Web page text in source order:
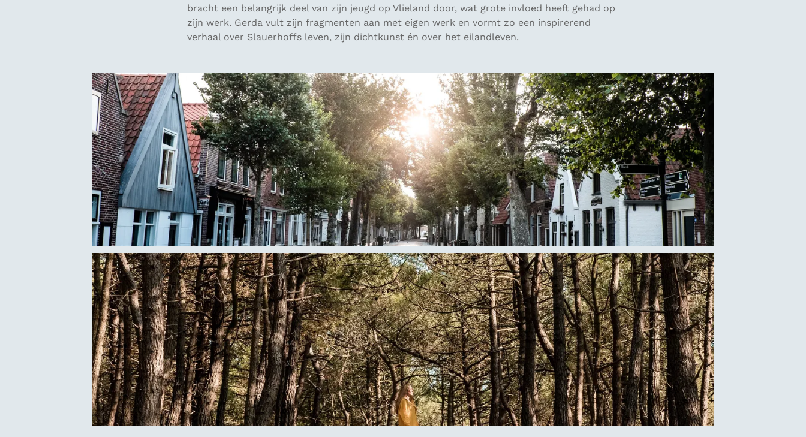
bracht een belangrijk deel van zijn jeugd op Vlieland door, wat grote invloed heeft gehad op
zijn werk. Gerda vult zijn fragmenten aan met eigen werk en vormt zo een inspirerend
verhaal over Slauerhoffs leven, zijn dichtkunst én over het eilandleven.